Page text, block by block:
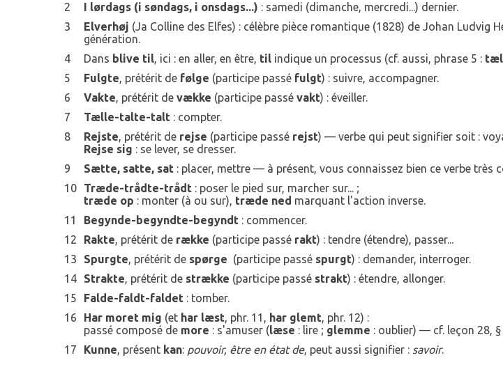
2
I lørdags (i søndags, i onsdags...) : samedi (dimanche, mercredi...) dernier.
3
Elverhøj (Ja Colline des Elfes) : célèbre pièce romantique (1828) de Johan
génération.
4
Dans blive til, ici : en aller, en être, til indique un processus (cf. aussi, phrase 5 :
5
Fulgte, prétérit de følge (participe passé fulgt) : suivre, accompagner.
6
Vakte, prétérit de vække (participe passé vakt) : éveiller.
7
Tælle-talte-talt : compter.
8
Rejste, prétérit de rejse (participe passé rejst) — verbe qui peut signifier soit :
Rejse sig : se lever, se dresser.
9
Sætte, satte, sat : placer, mettre — à présent, vous connaissez bien ce verbe très
10
Træde-trådte-trådt : poser le pied sur, marcher sur... ;
træde op : monter (à ou sur), træde ned marquant l'action inverse.
11
Begynde-begyndte-begyndt : commencer.
12
Rakte, prétérit de række (participe passé rakt) : tendre (étendre), passer...
13
Spurgte, prétérit de spørge (participe passé spurgt) : demander, interroger.
14
Strakte, prétérit de strække (participe passé strakt) : étendre, allonger.
15
Falde-faldt-faldet : tomber.
16
Har moret mig (et har læst, phr. 11, har glemt, phr. 12) :
passé composé de more : s'amuser (læse : lire ; glemme : oublier) — cf. leçon 28, §
17
Kunne, présent kan: pouvoir, être en état de, peut aussi signifier : savoir.